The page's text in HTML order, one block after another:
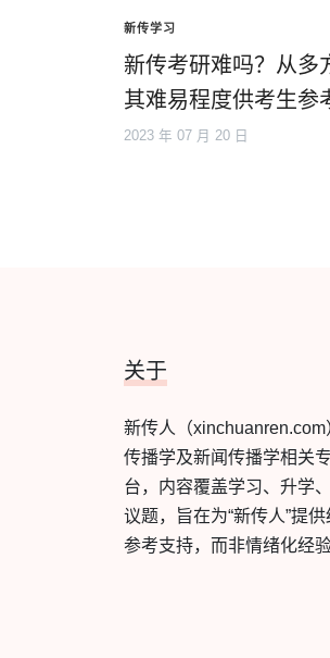
新传学习
新传考研难吗？从多
其难易程度供考生参
2023 年 07 月 20 日
关于
新传人（xinchuanren.com
传播学及新闻传播学相关
台，内容覆盖学习、升学
议题，旨在为“新传人”提
参考支持，而非情绪化经